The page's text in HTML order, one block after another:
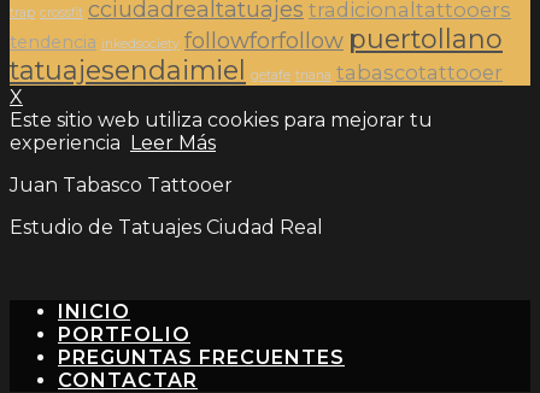
trap crossfit cciudadrealtatuajes tradicionaltattooers
tendencia inkedsociety followforfollow puertollano
tatuajesendaimiel getafe triana tabascotattooer
X
Este sitio web utiliza cookies para mejorar tu
experiencia Leer Más
Juan Tabasco Tattooer
Estudio de Tatuajes Ciudad Real
INICIO
PORTFOLIO
PREGUNTAS FRECUENTES
CONTACTAR